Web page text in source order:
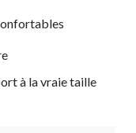
à la vraie taille